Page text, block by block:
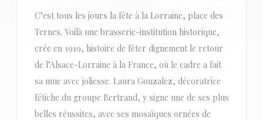
C’est tous les jours la fête à la Lorraine, place des
Ternes. Voilà une brasserie-institution historique,
crée en 1919, histoire de fêter dignement le retour
de l’Alsace-Lorraine à la France, où le cadre a fait
sa mue avec joliesse. Laura Gonzalez, décoratrice
fétiche du groupe Bertrand, y signe une de ses plus
belles réussites, avec ses mosaïques ornées de